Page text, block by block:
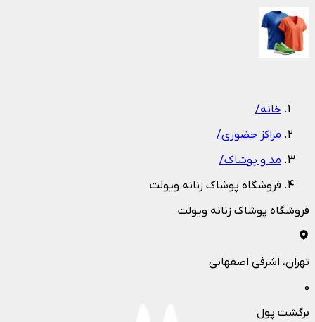
خانه/
مراکز حضوری/
مد و پوشاک/
فروشگاه پوشاک زنانه ویولت
فروشگاه پوشاک زنانه ویولت
تهران، اشرفی اصفهانی
0
برگشت پول